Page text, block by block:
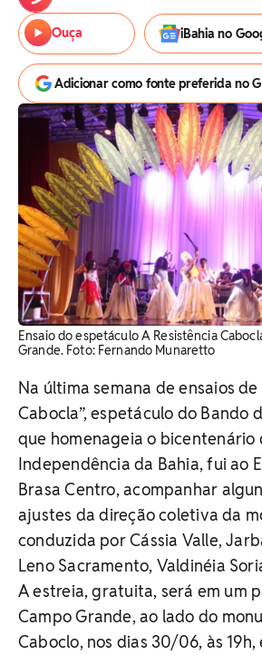
Ouça iBahia no
Adicionar como fonte preferida no
Ensaio do espetáculo A Resistência
Grande. Foto: Fernando Munaretto
Na última semana de ensaios de
Cabocla”, espetáculo do Bando
que homenageia o bicentenário
Independência da Bahia, fui ao
Brasa Centro, acompanhar
ajustes da direção coletiva da
conduzida por Cássia Valle,
Leno Sacramento, Valdinéia
A estreia, gratuita, será em um
Campo Grande, ao lado do
Caboclo, nos dias 30/06, às 19h,